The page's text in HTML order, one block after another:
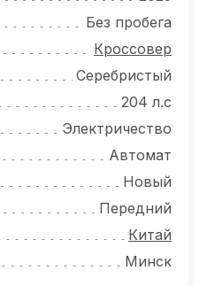
Без пробега
Кроссовер
Серебристый
204 л.с
Электричество
Автомат
Новый
Передний
Китай
Минск